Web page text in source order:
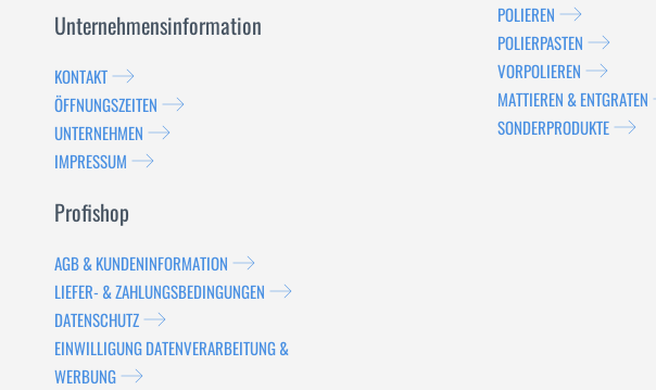
Unternehmensinformation
KONTAKT
ÖFFNUNGSZEITEN
UNTERNEHMEN
IMPRESSUM
Profishop
AGB & KUNDENINFORMATION
LIEFER- & ZAHLUNGSBEDINGUNGEN
DATENSCHUTZ
EINWILLIGUNG DATENVERARBEITUNG &
WERBUNG
POLIEREN
POLIERPASTEN
VORPOLIEREN
MATTIEREN & ENTGRATEN
SONDERPRODUKTE